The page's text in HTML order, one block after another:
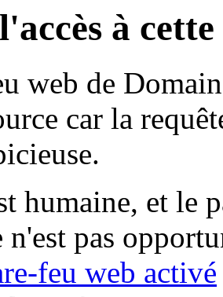
à
web de
car la
humaine, et le
n'est pas
feu web activé